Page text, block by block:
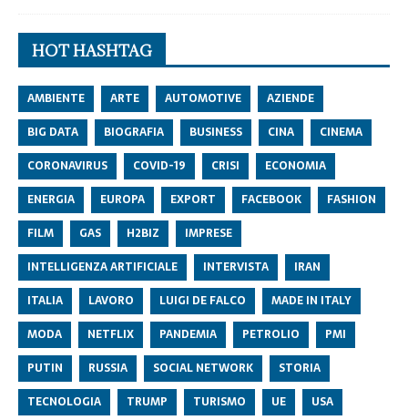
HOT HASHTAG
AMBIENTE ARTE AUTOMOTIVE
AZIENDE
BIG DATA
BIOGRAFIA BUSINESS CINA
CINEMA
CORONAVIRUS
COVID-19 CRISI
ECONOMIA
ENERGIA
EUROPA EXPORT FACEBOOK
FASHION
FILM
GAS H2BIZ
IMPRESE
INTELLIGENZA ARTIFICIALE
INTERVISTA
IRAN
ITALIA
LAVORO LUIGI DE FALCO
MADE IN ITALY
MODA
NETFLIX PANDEMIA PETROLIO
PMI
PUTIN
RUSSIA SOCIAL NETWORK
STORIA
TECNOLOGIA
TRUMP TURISMO UE
USA